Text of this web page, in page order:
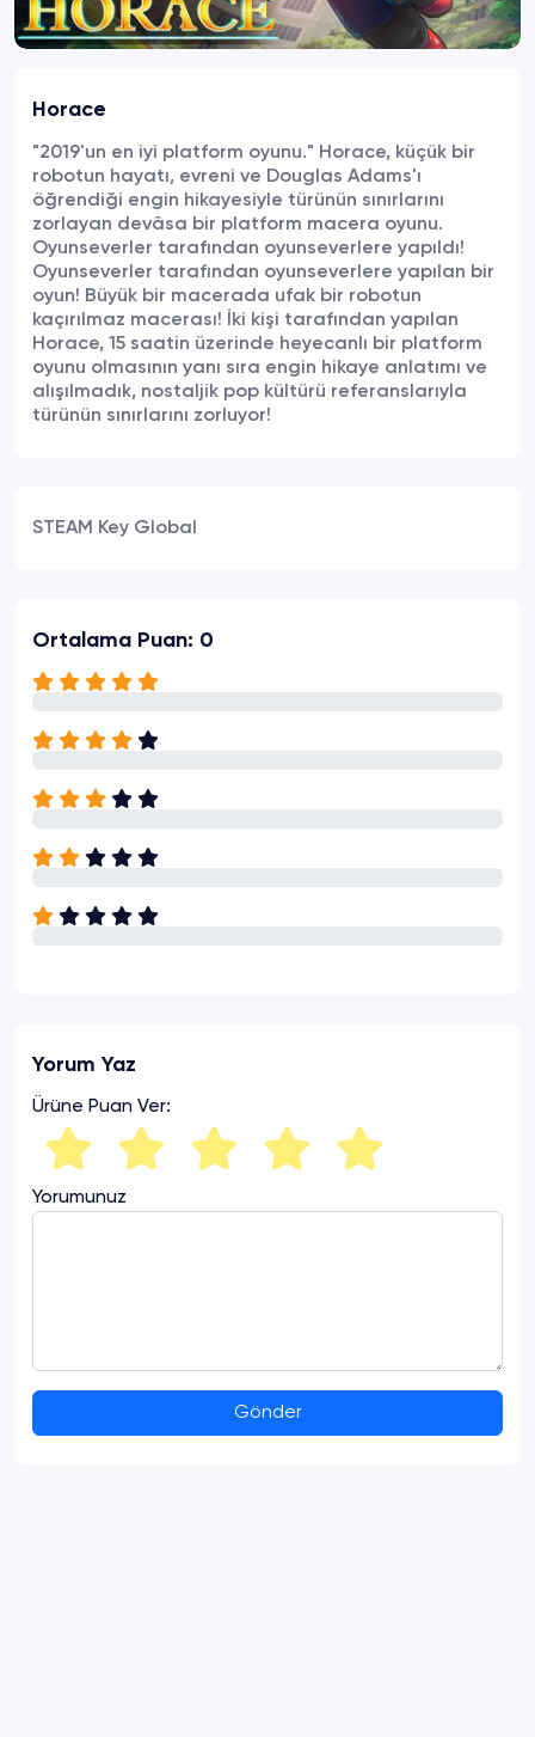
Horace
"2019'un en iyi platform oyunu." Horace, küçük bir
robotun hayatı, evreni ve Douglas Adams'ı
öğrendiği engin hikayesiyle türünün sınırlarını
zorlayan devâsa bir platform macera oyunu.
Oyunseverler tarafından oyunseverlere yapıldı!
Oyunseverler tarafından oyunseverlere yapılan bir
oyun! Büyük bir macerada ufak bir robotun
kaçırılmaz macerası! İki kişi tarafından yapılan
Horace, 15 saatin üzerinde heyecanlı bir platform
oyunu olmasının yanı sıra engin hikaye anlatımı ve
alışılmadık, nostaljik pop kültürü referanslarıyla
türünün sınırlarını zorluyor!
STEAM Key Global
Ortalama Puan: 0
Yorum Yaz
Ürüne Puan Ver:
Yorumunuz
Gönder